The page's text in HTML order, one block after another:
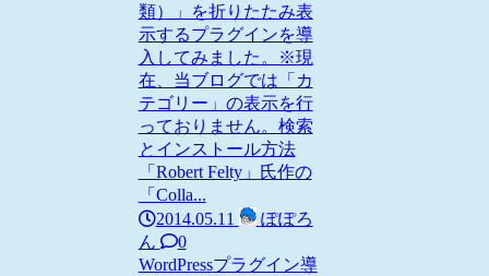
類）」を折りたたみ表
示するプラグインを導
入してみました。※現
在、当ブログでは「カ
テゴリー」の表示を行
っておりません。検索
とインストール方法
「Robert Felty」氏作の
「Colla...
2014.05.11
ぽぽろ
ん
0
WordPressプラグイン導